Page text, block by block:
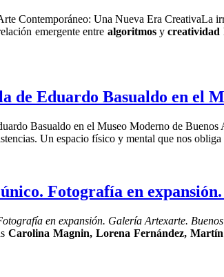
La
emergente entre algoritmosycreatividad
de Eduardo Basualdo en el
Un espacio físico y mental que nos
Fotografía en
Carolina Magnin, Lorena Fernández,